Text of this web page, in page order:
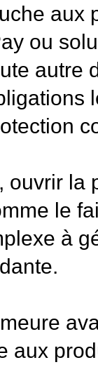
aux
ou
autre
ouvrir la
le
à
aux